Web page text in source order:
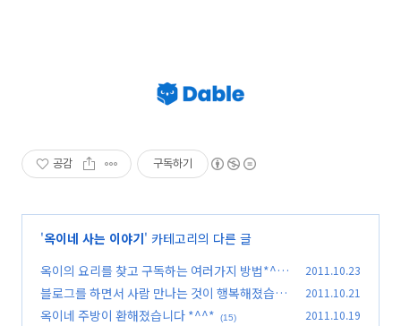
공감 구독하기
'옥이네 사는 이야기' 카테고리의 다른 글
옥이의 요리를 찾고 구독하는 여러가지 방법*^^
*
(16)
2011.10.23
블로그를 하면서 사람 만나는 것이 행복해졌습니
다. (54)
2011.10.21
옥이네 주방이 환해졌습니다 *^^* (15) 2011.10.19